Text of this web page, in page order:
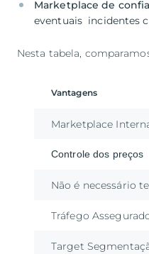
Marketplace de
eventuais incidentes
Nesta tabela,
Vantagens
Marketplace
Controle dos preços
Não é necessário
Tráfego
Target